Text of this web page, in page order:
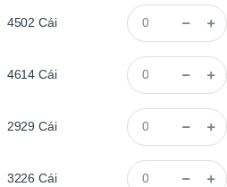
4502 Cái
4614 Cái
2929 Cái
3226 Cái